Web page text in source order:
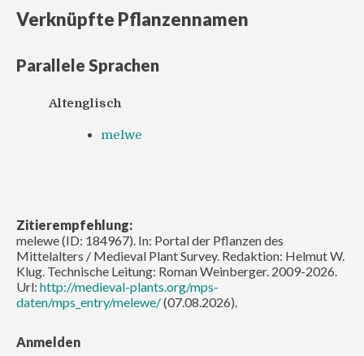
Verknüpfte Pflanzennamen
Parallele Sprachen
Altenglisch
melwe
Zitierempfehlung:
melewe (ID: 184967). In: Portal der Pflanzen des
Mittelalters / Medieval Plant Survey. Redaktion: Helmut W.
Klug. Technische Leitung: Roman Weinberger. 2009-2026.
Url: http://medieval-plants.org/mps-
daten/mps_entry/melewe/(07.08.2026).
Anmelden